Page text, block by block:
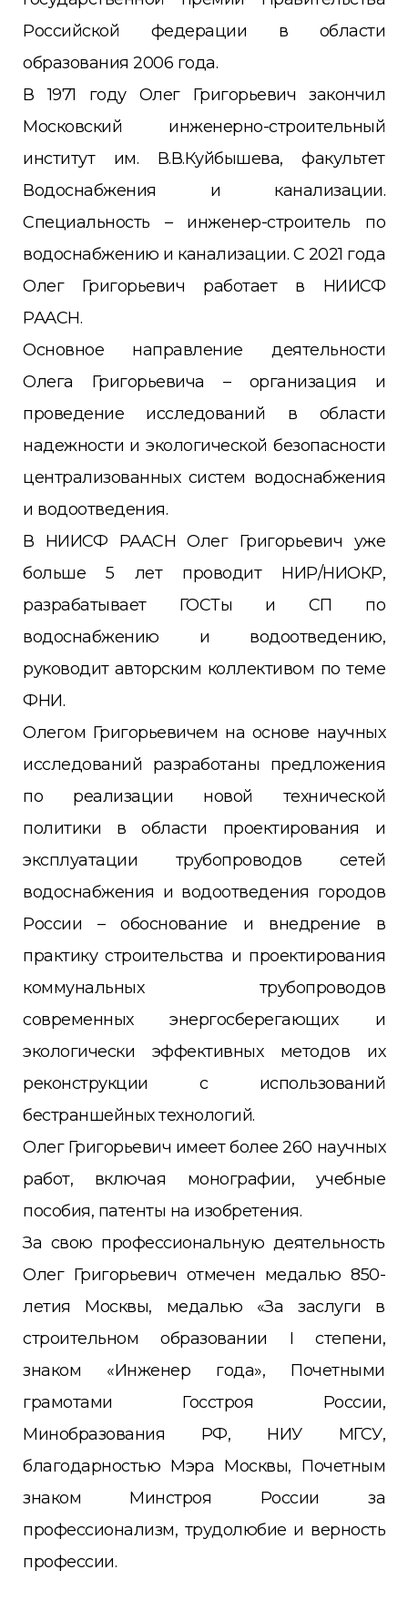
Российской федерации в области
образования 2006 года.
В 1971 году Олег Григорьевич закончил
Московский инженерно-строительный
институт им. В.В.Куйбышева, факультет
Водоснабжения и канализации.
Специальность – инженер-строитель по
водоснабжению и канализации. С 2021 года
Олег Григорьевич работает в НИИСФ
РААСН.
Основное направление деятельности
Олега Григорьевича – организация и
проведение исследований в области
надежности и экологической безопасности
централизованных систем водоснабжения
и водоотведения.
В НИИСФ РААСН Олег Григорьевич уже
больше 5 лет проводит НИР/НИОКР,
разрабатывает ГОСТы и СП по
водоснабжению и водоотведению,
руководит авторским коллективом по теме
ФНИ.
Олегом Григорьевичем на основе научных
исследований разработаны предложения
по реализации новой технической
политики в области проектирования и
эксплуатации трубопроводов сетей
водоснабжения и водоотведения городов
России – обоснование и внедрение в
практику строительства и проектирования
коммунальных трубопроводов
современных энергосберегающих и
экологически эффективных методов их
реконструкции с использований
бестраншейных технологий.
Олег Григорьевич имеет более 260 научных
работ, включая монографии, учебные
пособия, патенты на изобретения.
За свою профессиональную деятельность
Олег Григорьевич отмечен медалью 850-
летия Москвы, медалью «За заслуги в
строительном образовании I степени,
знаком «Инженер года», Почетными
грамотами Госстроя России,
Минобразования РФ, НИУ МГСУ,
благодарностью Мэра Москвы, Почетным
знаком Минстроя России за
профессионализм, трудолюбие и верность
профессии.